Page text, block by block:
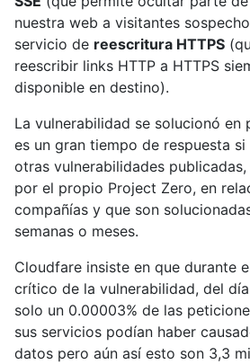
nuestra web a visitantes
servicio de reescritura HTTPS
reescribir links HTTP a HTTPS
disponible en destino).
La vulnerabilidad se solucionó en
es un gran tiempo de respuesta
otras vulnerabilidades
por el propio Project Zero, en
compañías y que son
semanas o meses.
Cloudfare insiste en que durante
crítico de la vulnerabilidad, del
solo un 0.00003% de las
sus servicios podían haber
datos pero aún así esto son 3,3